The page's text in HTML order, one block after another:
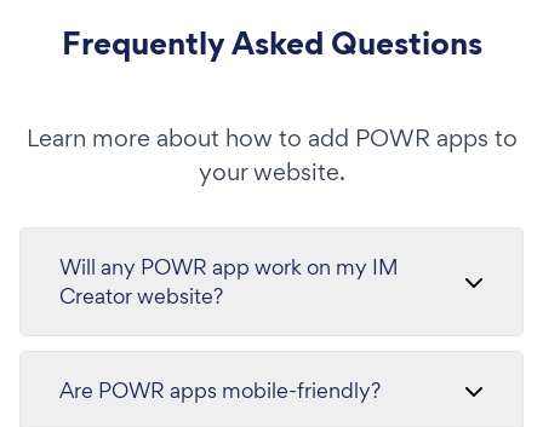
Frequently Asked Questions
Learn more about how to add POWR apps to
your website.
Will any POWR app work on my IM
Creator website?
Are POWR apps mobile-friendly?